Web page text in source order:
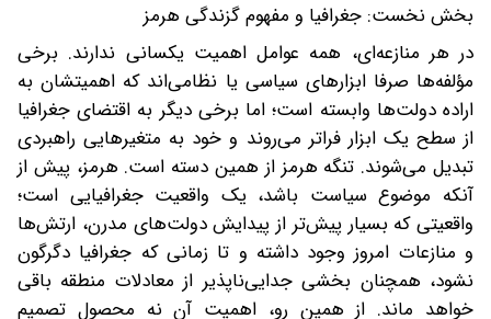
بخش نخست: جغرافیا و مفهوم گزندگی هرمز
در هر منازعه‌ای، همه عوامل اهمیت یکسانی ‌ندارند. برخی
مؤلفه‌ها صرفا ابزارهای سیاسی یا نظامی‌اند که اهمیتشان به
اراده دولت‌ها وابسته است؛ اما برخی دیگر به اقتضای جغرافیا
از سطح یک ابزار فراتر می‌روند و خود به متغیرهایی راهبردی
تبدیل می‌شوند. تنگه هرمز از همین دسته است. هرمز، پیش از
آنکه موضوع سیاست باشد، یک واقعیت جغرافیایی است؛
واقعیتی که بسیار پیش‌تر از پیدایش دولت‌های مدرن، ارتش‌ها
و منازعات امروز وجود داشته و تا زمانی که جغرافیا دگرگون
نشود، همچنان بخشی جدایی‌ناپذیر از معادلات منطقه باقی
خواهد ماند. از همین رو، اهمیت آن نه محصول تصمیم